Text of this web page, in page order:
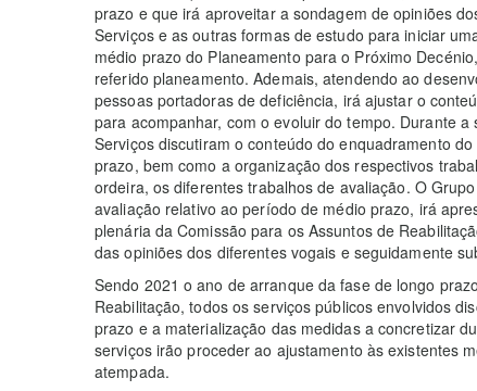
prazo e que irá aproveitar a sondagem de opiniões
Serviços e as outras formas de estudo para iniciar
médio prazo do Planeamento para o Próximo
referido planeamento. Ademais, atendendo ao
pessoas portadoras de deficiência, irá ajustar o
para acompanhar, com o evoluir do tempo. Durante
Serviços discutiram o conteúdo do enquadramento
prazo, bem como a organização dos respectivos
ordeira, os diferentes trabalhos de avaliação. O
avaliação relativo ao período de médio prazo, irá
plenária da Comissão para os Assuntos de
das opiniões dos diferentes vogais e seguidamente
Sendo 2021 o ano de arranque da fase de longo
Reabilitação, todos os serviços públicos envolvidos
prazo e a materialização das medidas a concretizar
serviços irão proceder ao ajustamento às existentes
atempada.